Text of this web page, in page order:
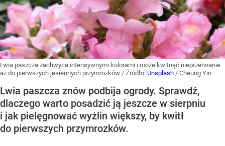
Lwia paszcza zachwyca intensywnymi kolorami i może kwitnąć nieprzerwanie
aż do pierwszych jesiennych przymrozków / Źródło: Unsplash / Cheung Yin
Lwia paszcza znów podbija ogrody. Sprawdź,
dlaczego warto posadzić ją jeszcze w sierpniu
i jak pielęgnować wyżlin większy, by kwitł
do pierwszych przymrozków.